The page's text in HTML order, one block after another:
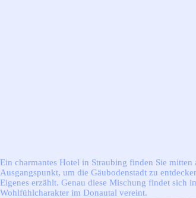
Ein charmantes Hotel in Straubing finden Sie
Ausgangspunkt, um die Gäubodenstadt zu
Eigenes erzählt. Genau diese Mischung findet sich
Wohlfühlcharakter im Donautal vereint.